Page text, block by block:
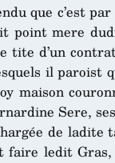
que c’est
point mere
tite d’un
il paroist
maison
Sere,
de ladite
faire ledit